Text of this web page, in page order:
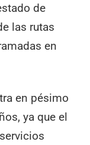
de
las rutas
en
en pésimo
ya que el